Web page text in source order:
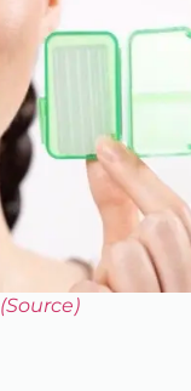
(Source)